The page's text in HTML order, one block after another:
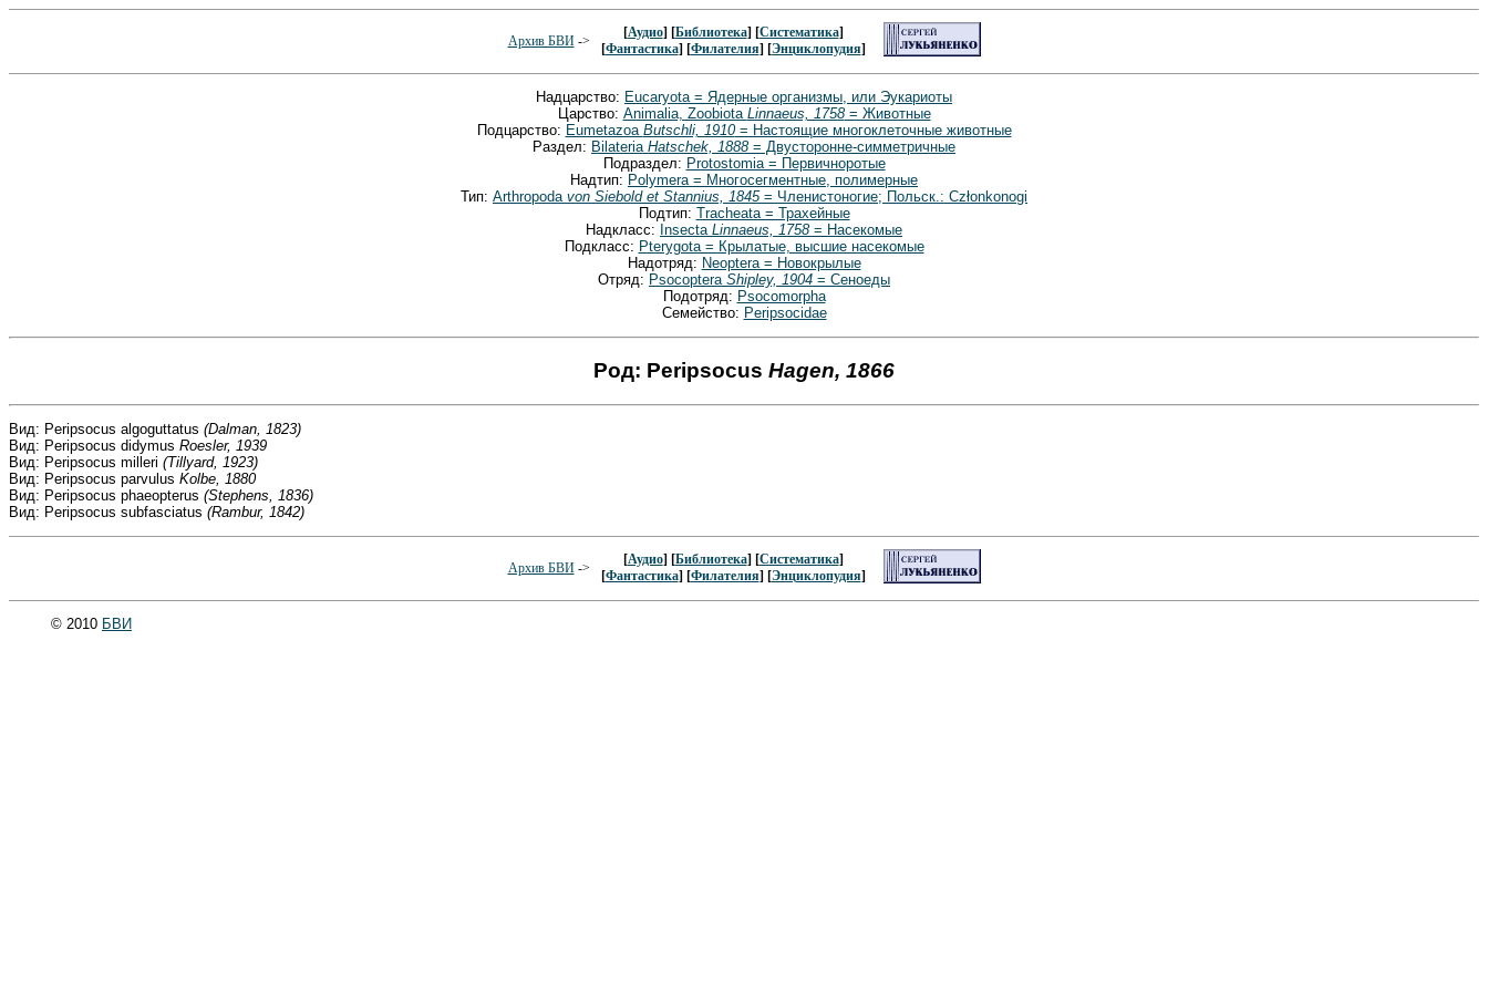
Архив БВИ->
[Аудио] [Библиотека] [Систематика]
[Фантастика] [Филателия] [Энциклопудия]
Надцарство: Eucaryota = Ядерные организмы, или Эукариоты
Царство: Animalia, Zoobiota Linnaeus, 1758= Животные
Подцарство: Eumetazoa Butschli, 1910= Настоящие многоклеточные животные
Раздел: Bilateria Hatschek, 1888= Двусторонне-симметричные
Подраздел: Protostomia = Первичноротые
Надтип: Polymera = Многосегментные, полимерные
Тип: Arthropoda von Siebold et Stannius, 1845= Членистоногие; Польск.: Członkonogi
Подтип: Tracheata = Трахейные
Надкласс: Insecta Linnaeus, 1758= Насекомые
Подкласс: Pterygota = Крылатые, высшие насекомые
Надотряд: Neoptera = Новокрылые
Отряд: Psocoptera Shipley, 1904 = Сеноеды
Подотряд: Psocomorpha
Семейство: Peripsocidae
Род: Peripsocus Hagen, 1866
Вид: Peripsocus algoguttatus (Dalman, 1823)
Вид: Peripsocus didymus Roesler, 1939
Вид: Peripsocus milleri (Tillyard, 1923)
Вид: Peripsocus parvulus Kolbe, 1880
Вид: Peripsocus phaeopterus (Stephens, 1836)
Вид: Peripsocus subfasciatus (Rambur, 1842)
Архив БВИ->
[Аудио] [Библиотека] [Систематика]
[Фантастика] [Филателия] [Энциклопудия]
© 2010 БВИ